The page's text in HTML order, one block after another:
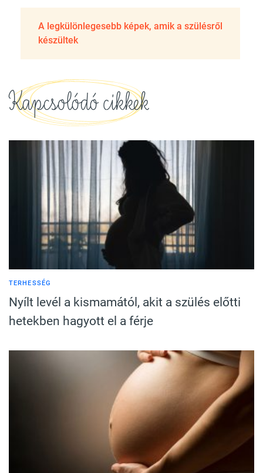
A legkülönlegesebb képek, amik a szülésről
készültek
Kapcsolódó cikkek
TERHESSÉG
Nyílt levél a kismamától, akit a szülés előtti
hetekben hagyott el a férje